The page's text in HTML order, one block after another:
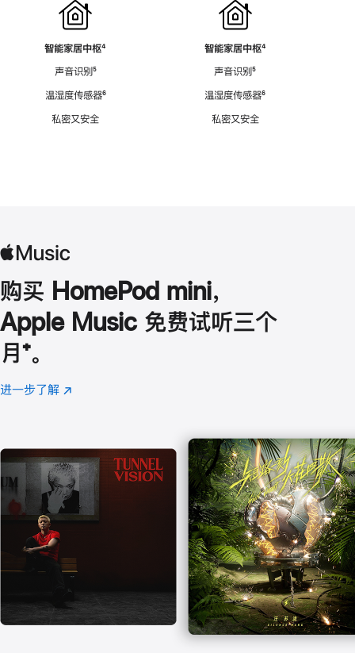
智能家居中枢脚
⁴
声音识别脚
⁵
温湿度传感器脚
⁶
私密又安全
智能家居中枢脚
⁴
声音识别脚
⁵
温湿度传感器脚
⁶
私密又安全
购买 HomePod mini，
Apple Music 免费试听三个
月 脚
注
⁺。
进一步了解 Apple
(在
口
中
打
开)